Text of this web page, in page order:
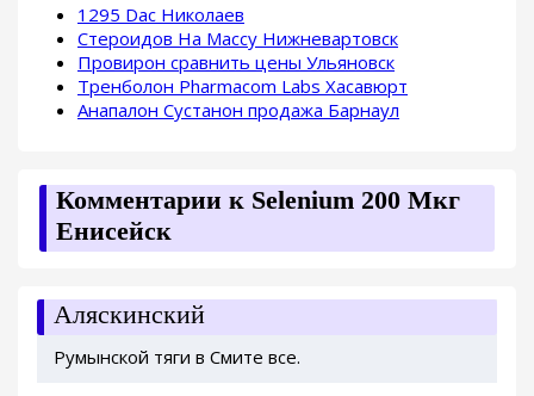
1295 Dac Николаев
Стероидов На Массу Нижневартовск
Провирон сравнить цены Ульяновск
Тренболон Pharmacom Labs Хасавюрт
Анапалон Сустанон продажа Барнаул
Комментарии к Selenium 200 Мкг
Енисейск
Аляскинский
Румынской тяги в Смите все.